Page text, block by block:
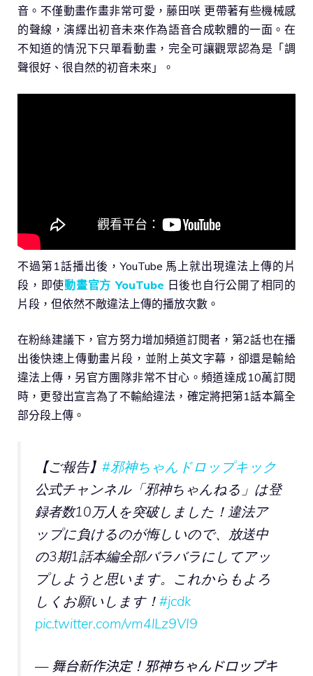
音。不僅動畫作畫非常可愛，藤田咲 更帶著有些機械感
的聲線，演繹出初音未來作為語音合成軟體的一面。在
不知道的情況下只單看動畫，完全可讓觀眾認為是「調
聲很好、很自然的初音未來」。
不過第1話播出後，YouTube 馬上就出現違法上傳的片
段，即使動畫官方 YouTube 日後也自行公開了相同的
片段，但依然不敵違法上傳的播放次數。
在粉絲建議下，官方努力增加頻道訂閱者，第2話也在播
出後快速上傳動畫片段，並附上英文字幕，卻還是輸給
違法上傳，另官方團隊非常不甘心。頻道達成10萬訂閱
時，更發出宣言為了不輸給違法，確定將把第1話本篇全
部分段上傳。
【ご報告】 #邪神ちゃんドロップキック
公式チャンネル「邪神ちゃんねる」は登
録者数10万人を突破しました！違法ア
ップに負けるのが悔しいので、放送中
の3期1話本編全部バラバラにしてアッ
プしようと思います。これからもよろ
しくお願いします！ #jcdk
pic.twitter.com/vm4lLz9VI9
— 舞台新作決定！邪神ちゃんドロップキ